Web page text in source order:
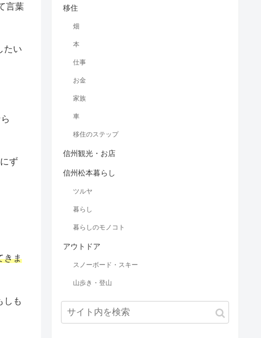
言葉
たい
ず
きま
しも
移住
畑
本
仕事
お金
家族
車
移住のステップ
信州観光・お店
信州松本暮らし
ツルヤ
暮らし
暮らしのモノコト
アウトドア
スノーボード・スキー
山歩き・登山